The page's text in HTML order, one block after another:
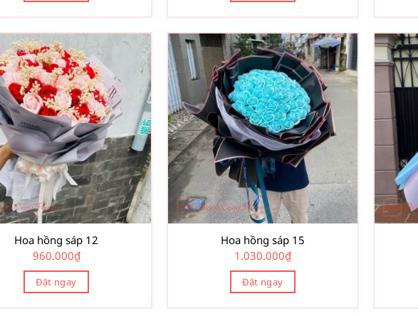
Hoa hồng sáp 12
960.000₫
Đặt ngay
Hoa hồng sáp 15
1.030.000₫
Đặt ngay